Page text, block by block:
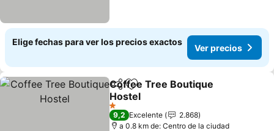
Elige fechas para ver los precios exactos
Ver precios
CompartirAgregar a favoritos
Coffee Tree Boutique
Hostel
Ver precios
1 Estrellas
9,2 Excelente
2.868
a 0.8 km de: Centro de la ciudad